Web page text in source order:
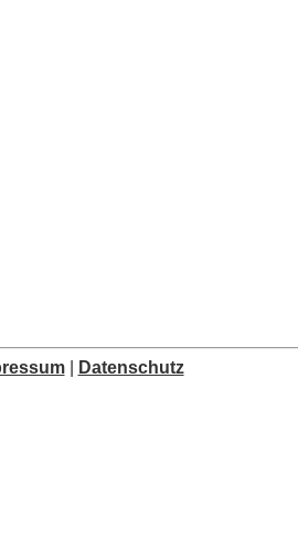
| Datenschutz